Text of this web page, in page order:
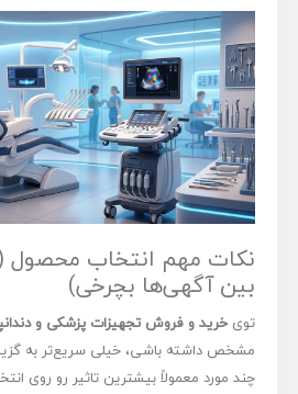
نکات مهم انتخاب محصول
بین آگهی‌ها بچرخی)
تویخرید و فروش تجهیزات پزشکی و
مشخص داشته باشی، خیلی سریع‌تر به
چند مورد معمولاً بیشترین تاثیر رو روی